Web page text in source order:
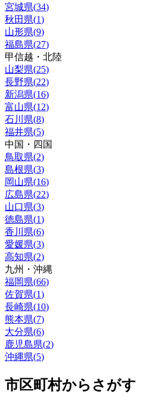
宮城県(34)
秋田県(1)
山形県(9)
福島県(27)
甲信越・北陸
山梨県(25)
長野県(22)
新潟県(16)
富山県(12)
石川県(8)
福井県(5)
中国・四国
鳥取県(2)
島根県(3)
岡山県(16)
広島県(22)
山口県(3)
徳島県(1)
香川県(6)
愛媛県(3)
高知県(2)
九州・沖縄
福岡県(66)
佐賀県(1)
長崎県(10)
熊本県(7)
大分県(6)
鹿児島県(2)
沖縄県(5)
市区町村からさがす